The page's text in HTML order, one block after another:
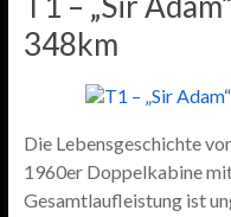
348km
Die Lebensgeschichte
1960er Doppelkabine
Gesamtlaufleistung ist